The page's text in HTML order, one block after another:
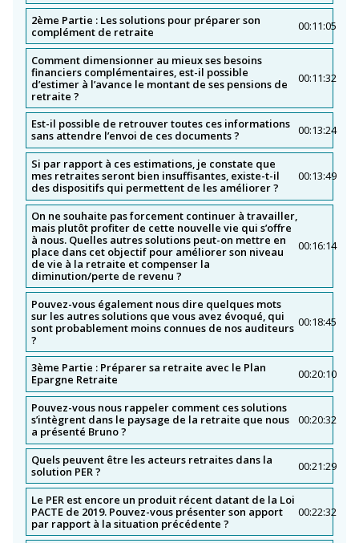
2ème Partie : Les solutions pour préparer son
complément de retraite
00:11:05
Comment dimensionner au mieux ses besoins
financiers complémentaires, est-il possible
d’estimer à l’avance le montant de ses pensions de
retraite ?
00:11:32
Est-il possible de retrouver toutes ces informations
sans attendre l’envoi de ces documents ?
00:13:24
Si par rapport à ces estimations, je constate que
mes retraites seront bien insuffisantes, existe-t-il
des dispositifs qui permettent de les améliorer ?
00:13:49
On ne souhaite pas forcement continuer à travailler,
mais plutôt profiter de cette nouvelle vie qui s’offre
à nous. Quelles autres solutions peut-on mettre en
place dans cet objectif pour améliorer son niveau
de vie à la retraite et compenser la
diminution/perte de revenu ?
00:16:14
Pouvez-vous également nous dire quelques mots
sur les autres solutions que vous avez évoqué, qui
sont probablement moins connues de nos auditeurs
?
00:18:45
3ème Partie : Préparer sa retraite avec le Plan
Epargne Retraite
00:20:10
Pouvez-vous nous rappeler comment ces solutions
s’intègrent dans le paysage de la retraite que nous
a présenté Bruno ?
00:20:32
Quels peuvent être les acteurs retraites dans la
solution PER ?
00:21:29
Le PER est encore un produit récent datant de la Loi
PACTE de 2019. Pouvez-vous présenter son apport
par rapport à la situation précédente ?
00:22:32